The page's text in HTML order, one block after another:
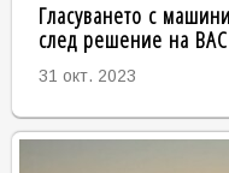
Гласуването с
след решение на ВАС
31 окт. 2023